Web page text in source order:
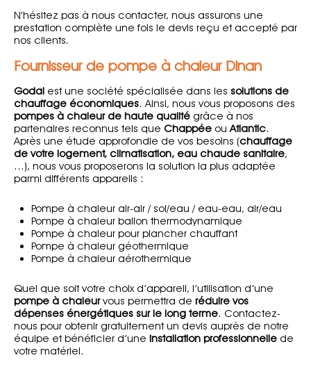
N’hésitez pas à nous contacter, nous assurons une
prestation complète une fois le devis reçu et accepté par
nos clients.
Fournisseur de pompe à chaleur Dinan
Godal est une société spécialisée dans les solutions de
chauffage économiques. Ainsi, nous vous proposons des
pompes à chaleur de haute qualité grâce à nos
partenaires reconnus tels que Chappée ouAtlantic.
Après une étude approfondie de vos besoins (chauffage
de votre logement, climatisation, eau chaude sanitaire,
…), nous vous proposerons la solution la plus adaptée
parmi différents appareils :
Pompe à chaleur air-air / sol/eau / eau-eau, air/eau
Pompe à chaleur ballon thermodynamique
Pompe à chaleur pour plancher chauffant
Pompe à chaleur géothermique
Pompe à chaleur aérothermique
Quel que soit votre choix d’appareil, l’utilisation d’une
pompe à chaleurvous permettra de réduire vos
dépenses énergétiques sur le long terme. Contactez-
nous pour obtenir gratuitement un devis auprès de notre
équipe et bénéficier d’une installation professionnelle de
votre matériel.